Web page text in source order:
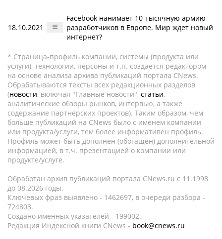
18.10.2021
Facebook нанимает 10-тысячную армию
разработчиков в Европе. Мир ждет новый
интернет?
* Страница-профиль компании, системы (продукта или
услуги), технологии, персоны и т.п. создается редактором
на основе анализа архива публикаций портала CNews.
Обрабатываются тексты всех редакционных разделов
(новости, включая "Главные новости", статьи,
аналитические обзоры рынков, интервью, а также
содержание партнёрских проектов). Таким образом, чем
больше публикаций на CNews было с именем компании
или продукта/услуги, тем более информативен профиль.
Профиль может быть дополнен (обогащен) дополнительной
информацией, в т.ч. презентацией о компании или
продукте/услуге.
Обработан архив публикаций портала CNews.ru c 11.1998
до 08.2026 годы.
Ключевых фраз выявлено - 1462697, в очереди разбора -
724803.
Создано именных указателей - 199002.
Редакция Индексной книги CNews - book@cnews.ru